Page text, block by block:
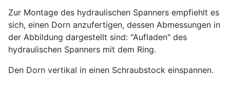
Zur Montage des hydraulischen Spanners empfiehlt es
sich, einen Dorn anzufertigen, dessen Abmessungen in
der Abbildung dargestellt sind: "Aufladen" des
hydraulischen Spanners mit dem Ring.
Den Dorn vertikal in einen Schraubstock einspannen.